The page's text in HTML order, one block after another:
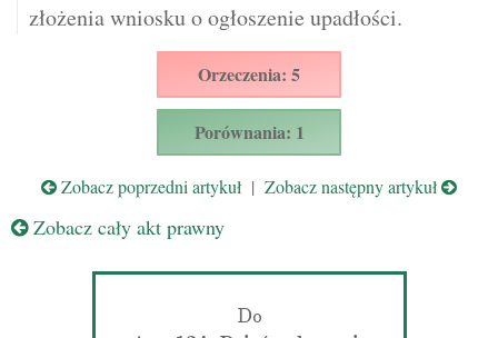
złożenia wniosku o ogłoszenie upadłości.
Orzeczenia: 5
Porównania: 1
Zobacz poprzedni artykuł | Zobacz następny artykuł
Zobacz cały akt prawny
Do